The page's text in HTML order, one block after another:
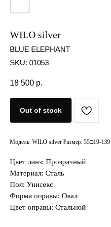
WILO silver
BLUE ELEPHANT
SKU: 01053
18 500 р.
Out of stock
Модель: WILO silver Размер: 55□19-139
Цвет линз: Прозрачный
Материал: Сталь
Пол: Унисекс
Форма оправы: Овал
Цвет оправы: Стальной